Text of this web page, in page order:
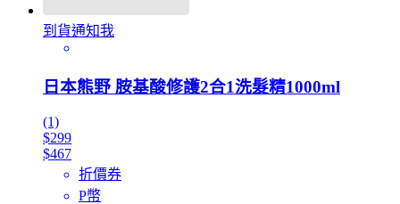
到貨通知我
日本熊野 胺基酸修護2合1洗髮精1000ml
(1)
$299
$467
折價券
P幣